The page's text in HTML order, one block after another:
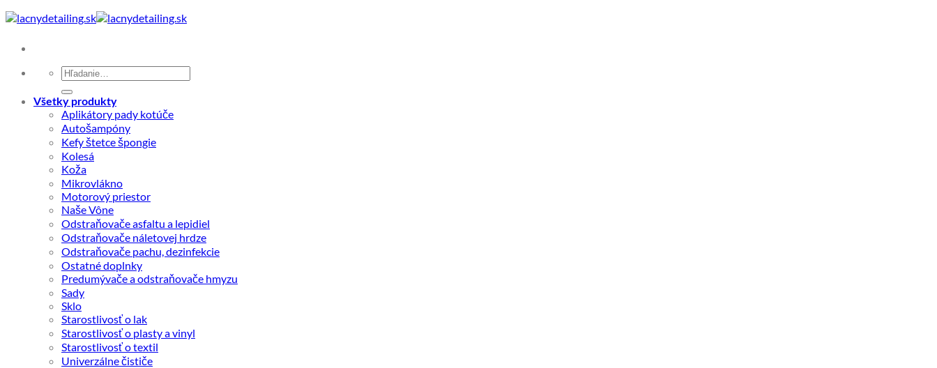
Skip
to
Hľadať:
Všetky produkty
Aplikátory pady kotúče
Autošampóny
Kefy štetce špongie
Kolesá
Koža
Mikrovlákno
Motorový priestor
Naše Vône
Odstraňovače asfaltu a lepidiel
Odstraňovače náletovej hrdze
Odstraňovače pachu, dezinfekcie
Ostatné doplnky
Predumývače a odstraňovače hmyzu
Sady
Sklo
Starostlivosť o lak
Starostlivosť o plasty a vinyl
Starostlivosť o textil
Univerzálne čističe